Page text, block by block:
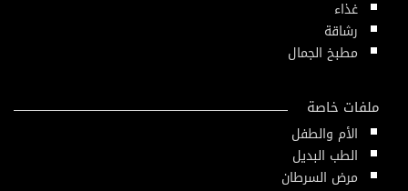
غذاء
رشاقة
مطبخ الجمال
ملفات خاصة
الأم والطفل
الطب البديل
مرض السرطان